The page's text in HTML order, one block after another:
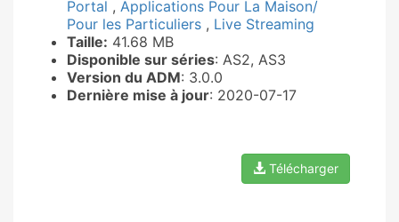
Portal , Applications Pour La Maison/
Pour les Particuliers , Live Streaming
Taille: 41.68 MB
Disponible sur séries: AS2, AS3
Version du ADM: 3.0.0
Dernière mise à jour: 2020-07-17
Télécharger